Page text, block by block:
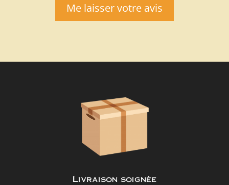
Me laisser votre avis
Livraison soignée